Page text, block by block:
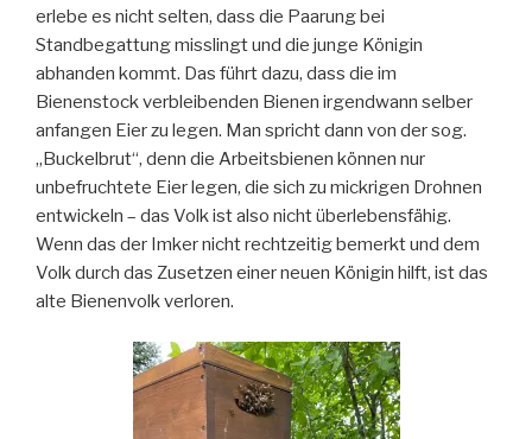
erlebe es nicht selten, dass die Paarung bei
Standbegattung misslingt und die junge Königin
abhanden kommt. Das führt dazu, dass die im
Bienenstock verbleibenden Bienen irgendwann selber
anfangen Eier zu legen. Man spricht dann von der sog.
„Buckelbrut“, denn die Arbeitsbienen können nur
unbefruchtete Eier legen, die sich zu mickrigen Drohnen
entwickeln – das Volk ist also nicht überlebensfähig.
Wenn das der Imker nicht rechtzeitig bemerkt und dem
Volk durch das Zusetzen einer neuen Königin hilft, ist das
alte Bienenvolk verloren.